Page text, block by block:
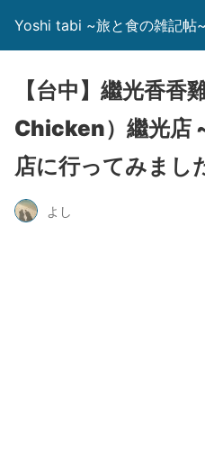
Yoshi tabi ~旅と食の雑記帖~
【台中】繼光香香
Chicken）繼光店
店に行ってみまし
よし